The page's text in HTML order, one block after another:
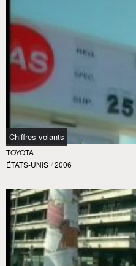
Chiffres volants
TOYOTA
ÉTATS-UNIS / 2006